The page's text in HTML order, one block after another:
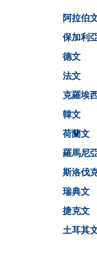
阿拉伯
保加利
德文
法文
克羅埃
韓文
荷蘭文
羅馬尼
斯洛伐
瑞典文
捷克文
土耳其